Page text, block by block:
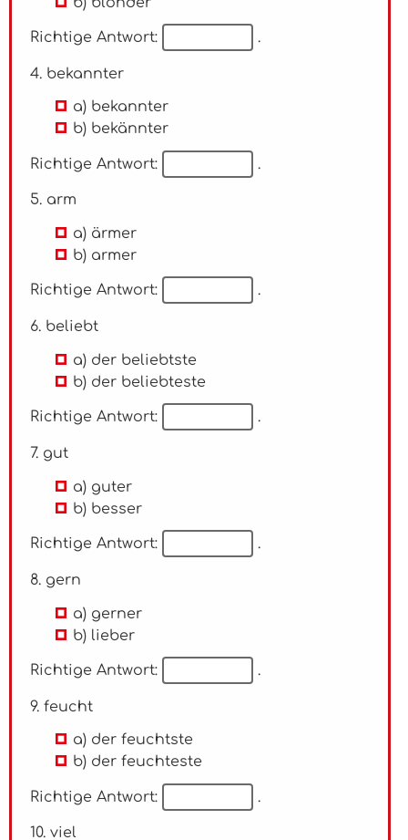
Richtige Antwort: .
4. bekannter
a) bekannter
b) bekännter
Richtige Antwort: .
5. arm
a) ärmer
b) armer
Richtige Antwort: .
6. beliebt
a) der beliebtste
b) der beliebteste
Richtige Antwort: .
7. gut
a) guter
b) besser
Richtige Antwort: .
8. gern
a) gerner
b) lieber
Richtige Antwort: .
9. feucht
a) der feuchtste
b) der feuchteste
Richtige Antwort: .
10. viel